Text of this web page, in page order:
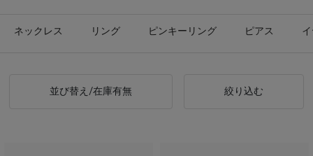
ネックレス リング ピンキーリング ピアス
並び替え/在庫有無 絞り込む